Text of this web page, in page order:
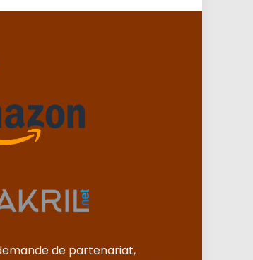
de partenariat,